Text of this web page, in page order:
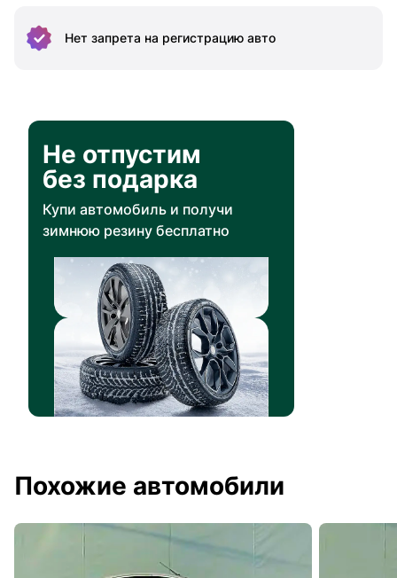
Нет запрета на регистрацию авто
Не отпустим
без подарка
Купи автомобиль и получи
зимнюю резину бесплатно
Похожие автомобили